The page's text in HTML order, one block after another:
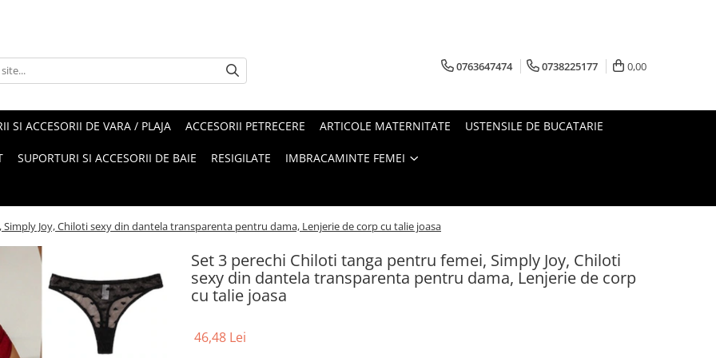
0763647474 0738225177 0,00
SI ACCESORII DE VARA / PLAJA ACCESORII PETRECERE ARTICOLE MATERNITATE USTENSILE DE BUCATARIE
SUPORTURI SI ACCESORII DE BAIE RESIGILATE IMBRACAMINTE FEMEI
Joy, Chiloti sexy din dantela transparenta pentru dama, Lenjerie de corp cu talie joasa
Set 3 perechi Chiloti tanga pentru femei, Simply Joy, Chiloti
sexy din dantela transparenta pentru dama, Lenjerie de corp
cu talie joasa
46,48 Lei